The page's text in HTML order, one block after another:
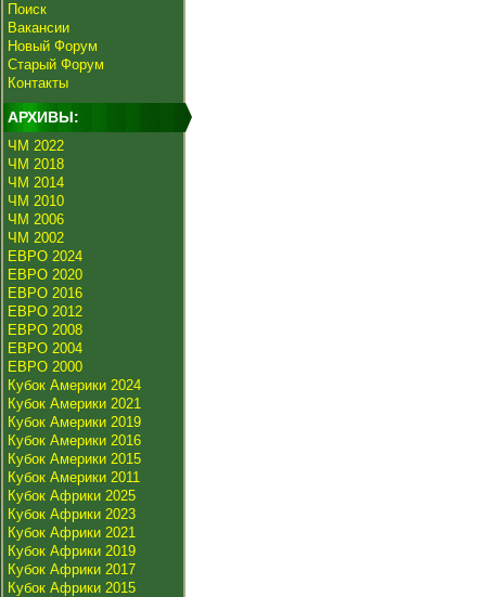
Поиск
Вакансии
Новый Форум
Старый Форум
Контакты
АРХИВЫ:
ЧМ 2022
ЧМ 2018
ЧМ 2014
ЧМ 2010
ЧМ 2006
ЧМ 2002
ЕВРО 2024
ЕВРО 2020
ЕВРО 2016
ЕВРО 2012
ЕВРО 2008
ЕВРО 2004
ЕВРО 2000
Кубок Америки 2024
Кубок Америки 2021
Кубок Америки 2019
Кубок Америки 2016
Кубок Америки 2015
Кубок Америки 2011
Кубок Африки 2025
Кубок Африки 2023
Кубок Африки 2021
Кубок Африки 2019
Кубок Африки 2017
Кубок Африки 2015